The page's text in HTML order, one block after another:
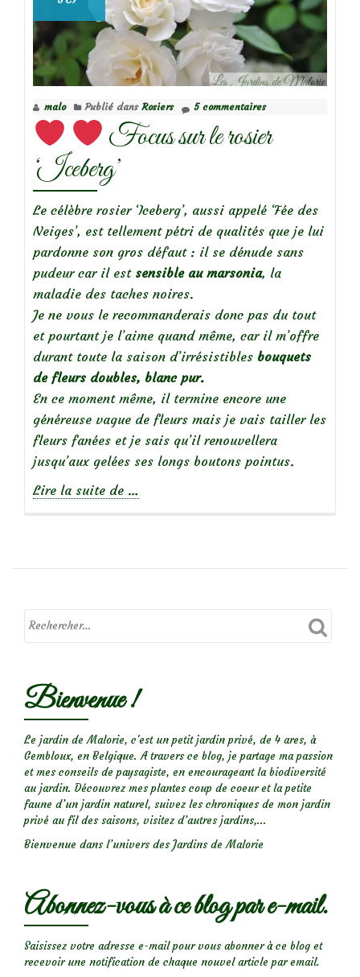
malo Publié dans Rosiers 5 commentaires
Focus sur le rosier
‘Iceberg’
Le célèbre rosier ‘Iceberg’, aussi appelé ‘Fée des
Neiges’, est tellement pétri de qualités que je lui
pardonne son gros défaut : il se dénude sans
pudeur car il est sensible au marsonia, la
maladie des taches noires.
Je ne vous le recommanderais donc pas du tout
et pourtant je l’aime quand même, car il m’offre
durant toute la saison d’irrésistibles bouquets
de fleurs doubles, blanc pur.
En ce moment même, il termine encore une
généreuse vague de fleurs mais je vais tailler les
fleurs fanées et je sais qu’il renouvellera
jusqu’aux gelées ses longs boutons pointus.
Lire la suite de
sur
…
Bienvenue !
Le jardin de Malorie, c'est un petit jardin privé, de 4 ares, à
Gembloux, en Belgique. A travers ce blog, je partage ma passion
et mes conseils de paysagiste, en encourageant la biodiversité
au jardin. Découvrez mes plantes coup de coeur et la petite
faune d’un jardin naturel, suivez les chroniques de mon jardin
privé au fil des saisons, visitez d’autres jardins,...
Bienvenue dans l’univers des Jardins de Malorie
Abonnez-vous à ce blog par e-mail.
Saisissez votre adresse e-mail pour vous abonner à ce blog et
recevoir une notification de chaque nouvel article par email.